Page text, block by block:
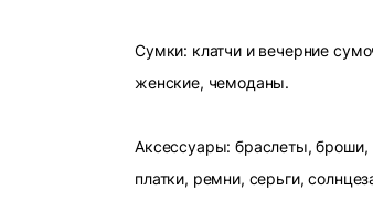
Сумки: клатчи и вечерние
женские, чемоданы.
Аксессуары: браслеты, броши,
платки, ремни, серьги,